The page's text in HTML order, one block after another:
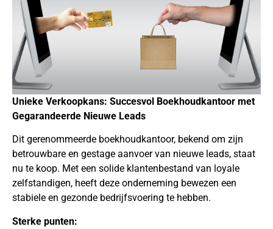
Unieke Verkoopkans: Succesvol Boekhoudkantoor met
Gegarandeerde Nieuwe Leads
Dit gerenommeerde boekhoudkantoor, bekend om zijn
betrouwbare en gestage aanvoer van nieuwe leads, staat
nu te koop. Met een solide klantenbestand van loyale
zelfstandigen, heeft deze onderneming bewezen een
stabiele en gezonde bedrijfsvoering te hebben.
Sterke punten: